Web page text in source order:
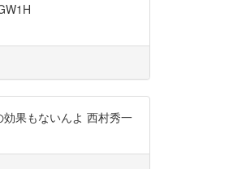
果もないんよ 西村秀一